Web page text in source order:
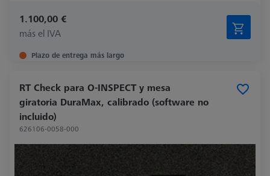
1.100,00 €
más el IVA
Plazo de entrega más largo
RT Check para O-INSPECT y mesa
giratoria DuraMax, calibrado (software no
incluido)
626106-0058-000